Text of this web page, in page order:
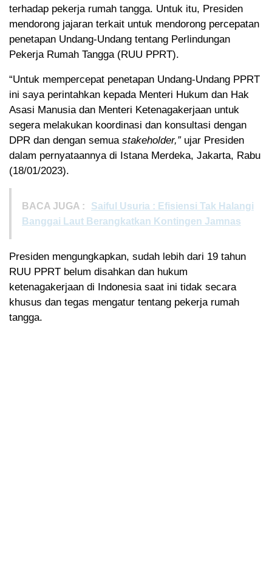
terhadap pekerja rumah tangga. Untuk itu, Presiden
mendorong jajaran terkait untuk mendorong percepatan
penetapan Undang-Undang tentang Perlindungan
Pekerja Rumah Tangga (RUU PPRT).
“Untuk mempercepat penetapan Undang-Undang PPRT
ini saya perintahkan kepada Menteri Hukum dan Hak
Asasi Manusia dan Menteri Ketenagakerjaan untuk
segera melakukan koordinasi dan konsultasi dengan
DPR dan dengan semua stakeholder,” ujar Presiden
dalam pernyataannya di Istana Merdeka, Jakarta, Rabu
(18/01/2023).
BACA JUGA :
Saiful Usuria : Efisiensi Tak Halangi
Banggai Laut Berangkatkan Kontingen Jamnas
Presiden mengungkapkan, sudah lebih dari 19 tahun
RUU PPRT belum disahkan dan hukum
ketenagakerjaan di Indonesia saat ini tidak secara
khusus dan tegas mengatur tentang pekerja rumah
tangga.